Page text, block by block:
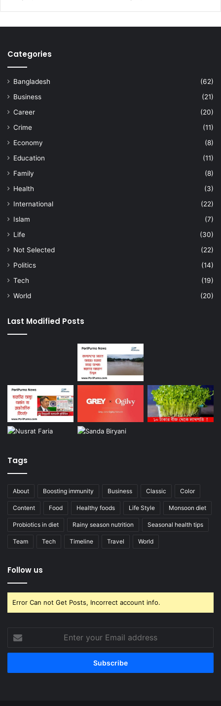
Categories
Bangladesh
(62)
Business
(21)
Career
(20)
Crime
(11)
Economy
(8)
Education
(11)
Family
(8)
Health
(3)
International
(22)
Islam
(7)
Life
(30)
Not Selected
(22)
Politics
(14)
Tech
(19)
World
(20)
Last Modified Posts
Tags
About Boosting immunity Business Classic Color
Content Food Healthy foods Life Style Monsoon diet
Probiotics in diet Rainy season nutrition Seasonal health tips
Team Tech Timeline Travel World
Follow us
Error Can not Get Posts, Incorrect account info.
your
Email